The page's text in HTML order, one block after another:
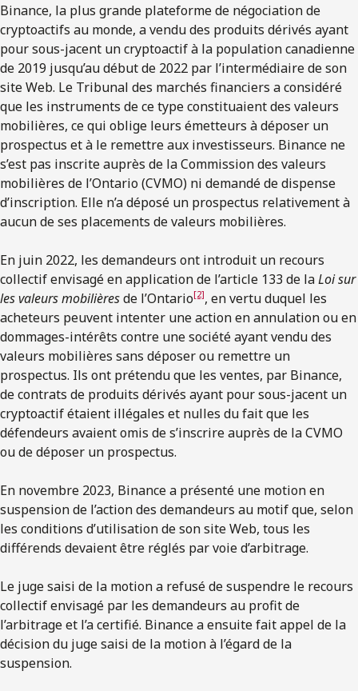
Binance, la plus grande plateforme de négociation de
cryptoactifs au monde, a vendu des produits dérivés ayant
pour sous-jacent un cryptoactif à la population canadienne
de 2019 jusqu’au début de 2022 par l’intermédiaire de son
site Web. Le Tribunal des marchés financiers a considéré
que les instruments de ce type constituaient des valeurs
mobilières, ce qui oblige leurs émetteurs à déposer un
prospectus et à le remettre aux investisseurs. Binance ne
s’est pas inscrite auprès de la Commission des valeurs
mobilières de l’Ontario (CVMO) ni demandé de dispense
d’inscription. Elle n’a déposé un prospectus relativement à
aucun de ses placements de valeurs mobilières.
En juin 2022, les demandeurs ont introduit un recours
collectif envisagé en application de l’article 133 de laLoi sur
les valeurs mobilièresde l’Ontario[2], en vertu duquel les
acheteurs peuvent intenter une action en annulation ou en
dommages-intérêts contre une société ayant vendu des
valeurs mobilières sans déposer ou remettre un
prospectus. Ils ont prétendu que les ventes, par Binance,
de contrats de produits dérivés ayant pour sous-jacent un
cryptoactif étaient illégales et nulles du fait que les
défendeurs avaient omis de s’inscrire auprès de la CVMO
ou de déposer un prospectus.
En novembre 2023, Binance a présenté une motion en
suspension de l’action des demandeurs au motif que, selon
les conditions d’utilisation de son site Web, tous les
différends devaient être réglés par voie d’arbitrage.
Le juge saisi de la motion a refusé de suspendre le recours
collectif envisagé par les demandeurs au profit de
l’arbitrage et l’a certifié. Binance a ensuite fait appel de la
décision du juge saisi de la motion à l’égard de la
suspension.